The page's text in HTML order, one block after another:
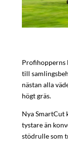
Profihopperns
till
nästan alla
högt gräs.
Nya SmartCut
tystare än
stödrulle som